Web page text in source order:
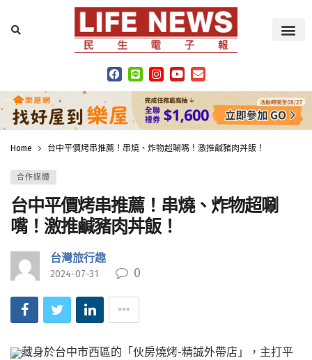
Home 台中平價烤串推薦！串燒、炸物超唰嘴！激推鹹豬肉丼飯！
合作媒體
台中平價烤串推薦！串燒、炸物超唰
嘴！激推鹹豬肉丼飯！
台灣旅行趣
2024-07-31 0
藏身於台中市西區的「伙房燒烤-精誠外帶店」，主打平